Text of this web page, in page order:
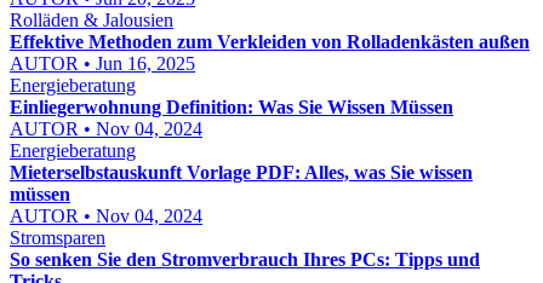
Rolläden & Jalousien
Effektive Methoden zum Verkleiden von Rolladenkästen außen
AUTOR • Jun 16, 2025
Energieberatung
Einliegerwohnung Definition: Was Sie Wissen Müssen
AUTOR • Nov 04, 2024
Energieberatung
Mieterselbstauskunft Vorlage PDF: Alles, was Sie wissen
müssen
AUTOR • Nov 04, 2024
Stromsparen
So senken Sie den Stromverbrauch Ihres PCs: Tipps und